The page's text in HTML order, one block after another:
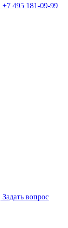
+7 495 181-09-99
Задать вопрос